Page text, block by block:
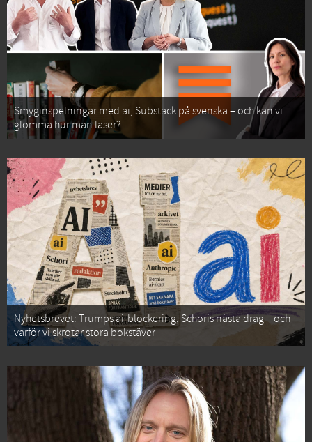
Smyginspelningar med ai, Substack på svenska – och kan vi
glömma hur man läser?
Nyhetsbrevet: Trumps ai-blockering, Schoris nästa drag – och
varför vi skrotar stora bokstäver